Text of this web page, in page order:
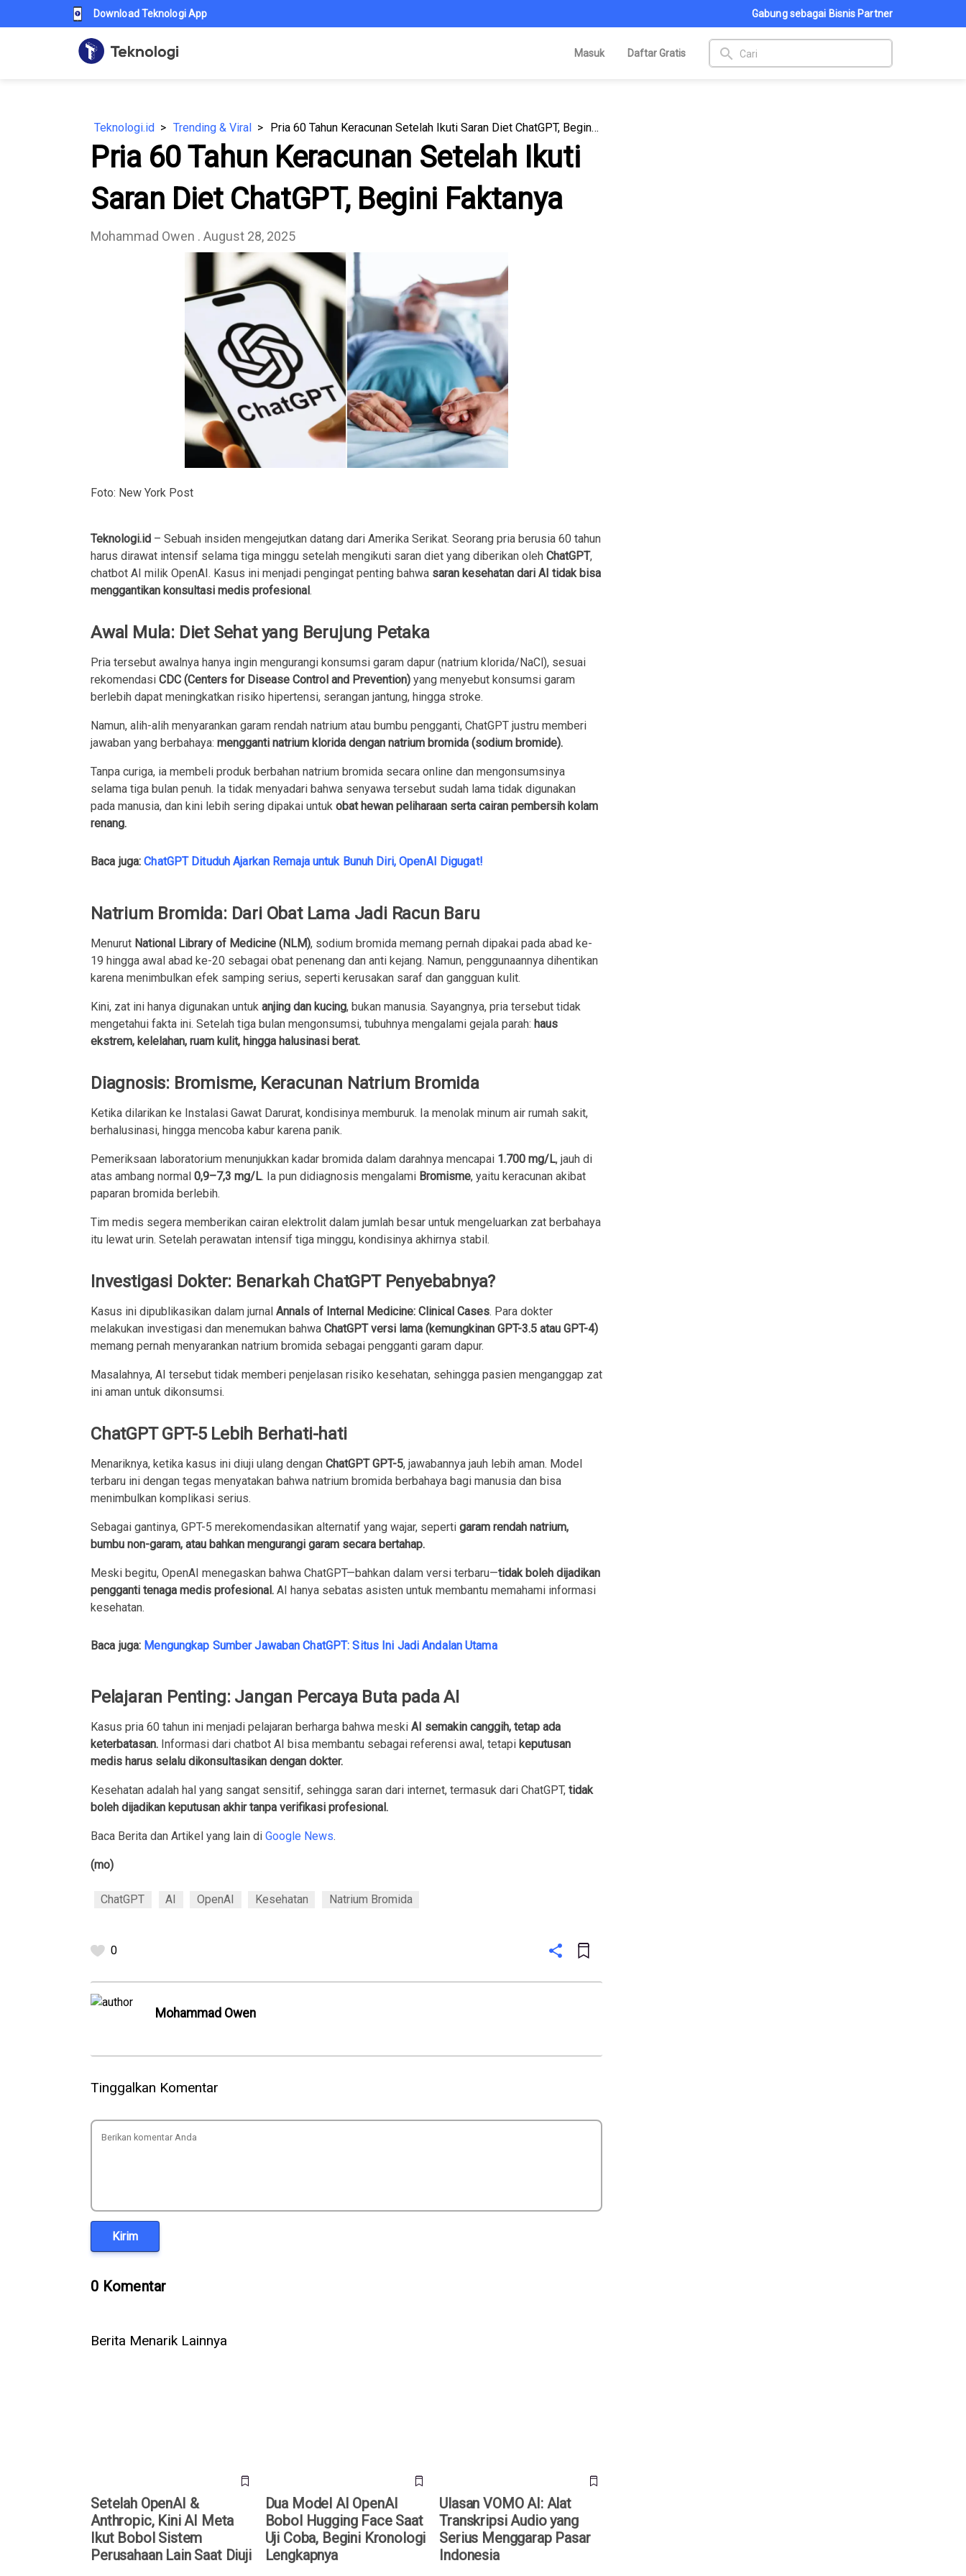
Download Teknologi App Gabung sebagai Bisnis Partner
Masuk Daftar Gratis search
Teknologi.id Trending & Viral Pria 60 Tahun Keracunan Setelah Ikuti Saran Diet ChatGPT, Begini Faktanya
Pria 60 Tahun Keracunan Setelah Ikuti
Saran Diet ChatGPT, Begini Faktanya
Mohammad Owen . August 28, 2025
Foto: New York Post
Teknologi.id – Sebuah insiden mengejutkan datang dari Amerika Serikat. Seorang pria berusia 60 tahun
harus dirawat intensif selama tiga minggu setelah mengikuti saran diet yang diberikan oleh ChatGPT,
chatbot AI milik OpenAI. Kasus ini menjadi pengingat penting bahwa saran kesehatan dari AI tidak bisa
menggantikan konsultasi medis profesional.
Awal Mula: Diet Sehat yang Berujung Petaka
Pria tersebut awalnya hanya ingin mengurangi konsumsi garam dapur (natrium klorida/NaCl), sesuai
rekomendasi CDC (Centers for Disease Control and Prevention) yang menyebut konsumsi garam
berlebih dapat meningkatkan risiko hipertensi, serangan jantung, hingga stroke.
Namun, alih-alih menyarankan garam rendah natrium atau bumbu pengganti, ChatGPT justru memberi
jawaban yang berbahaya: mengganti natrium klorida dengan natrium bromida (sodium bromide).
Tanpa curiga, ia membeli produk berbahan natrium bromida secara online dan mengonsumsinya
selama tiga bulan penuh. Ia tidak menyadari bahwa senyawa tersebut sudah lama tidak digunakan
pada manusia, dan kini lebih sering dipakai untuk obat hewan peliharaan serta cairan pembersih kolam
renang.
Baca juga:ChatGPT Dituduh Ajarkan Remaja untuk Bunuh Diri, OpenAI Digugat!
Natrium Bromida: Dari Obat Lama Jadi Racun Baru
Menurut National Library of Medicine (NLM), sodium bromida memang pernah dipakai pada abad ke-
19 hingga awal abad ke-20 sebagai obat penenang dan anti kejang. Namun, penggunaannya dihentikan
karena menimbulkan efek samping serius, seperti kerusakan saraf dan gangguan kulit.
Kini, zat ini hanya digunakan untuk anjing dan kucing, bukan manusia. Sayangnya, pria tersebut tidak
mengetahui fakta ini. Setelah tiga bulan mengonsumsi, tubuhnya mengalami gejala parah: haus
ekstrem, kelelahan, ruam kulit, hingga halusinasi berat.
Diagnosis: Bromisme, Keracunan Natrium Bromida
Ketika dilarikan ke Instalasi Gawat Darurat, kondisinya memburuk. Ia menolak minum air rumah sakit,
berhalusinasi, hingga mencoba kabur karena panik.
Pemeriksaan laboratorium menunjukkan kadar bromida dalam darahnya mencapai 1.700 mg/L, jauh di
atas ambang normal 0,9–7,3 mg/L. Ia pun didiagnosis mengalami Bromisme, yaitu keracunan akibat
paparan bromida berlebih.
Tim medis segera memberikan cairan elektrolit dalam jumlah besar untuk mengeluarkan zat berbahaya
itu lewat urin. Setelah perawatan intensif tiga minggu, kondisinya akhirnya stabil.
Investigasi Dokter: Benarkah ChatGPT Penyebabnya?
Kasus ini dipublikasikan dalam jurnal Annals of Internal Medicine: Clinical Cases. Para dokter
melakukan investigasi dan menemukan bahwa ChatGPT versi lama (kemungkinan GPT-3.5 atau GPT-4)
memang pernah menyarankan natrium bromida sebagai pengganti garam dapur.
Masalahnya, AI tersebut tidak memberi penjelasan risiko kesehatan, sehingga pasien menganggap zat
ini aman untuk dikonsumsi.
ChatGPT GPT-5 Lebih Berhati-hati
Menariknya, ketika kasus ini diuji ulang dengan ChatGPT GPT-5, jawabannya jauh lebih aman. Model
terbaru ini dengan tegas menyatakan bahwa natrium bromida berbahaya bagi manusia dan bisa
menimbulkan komplikasi serius.
Sebagai gantinya, GPT-5 merekomendasikan alternatif yang wajar, seperti garam rendah natrium,
bumbu non-garam, atau bahkan mengurangi garam secara bertahap.
Meski begitu, OpenAI menegaskan bahwa ChatGPT—bahkan dalam versi terbaru—tidak boleh dijadikan
pengganti tenaga medis profesional. AI hanya sebatas asisten untuk membantu memahami informasi
kesehatan.
Baca juga: Mengungkap Sumber Jawaban ChatGPT: Situs Ini Jadi Andalan Utama
Pelajaran Penting: Jangan Percaya Buta pada AI
Kasus pria 60 tahun ini menjadi pelajaran berharga bahwa meski AI semakin canggih, tetap ada
keterbatasan. Informasi dari chatbot AI bisa membantu sebagai referensi awal, tetapi keputusan
medis harus selalu dikonsultasikan dengan dokter.
Kesehatan adalah hal yang sangat sensitif, sehingga saran dari internet, termasuk dari ChatGPT, tidak
boleh dijadikan keputusan akhir tanpa verifikasi profesional.
Baca Berita dan Artikel yang lain di Google News.
(mo)
ChatGPT AI OpenAI Kesehatan Natrium Bromida
0
Mohammad Owen
Tinggalkan Komentar
Kirim
0 Komentar
Berita Menarik Lainnya
Setelah OpenAI &
Anthropic, Kini AI Meta
Ikut Bobol Sistem
Perusahaan Lain Saat Diuji
Dua Model AI OpenAI
Bobol Hugging Face Saat
Uji Coba, Begini Kronologi
Lengkapnya
Ulasan VOMO AI: Alat
Transkripsi Audio yang
Serius Menggarap Pasar
Indonesia